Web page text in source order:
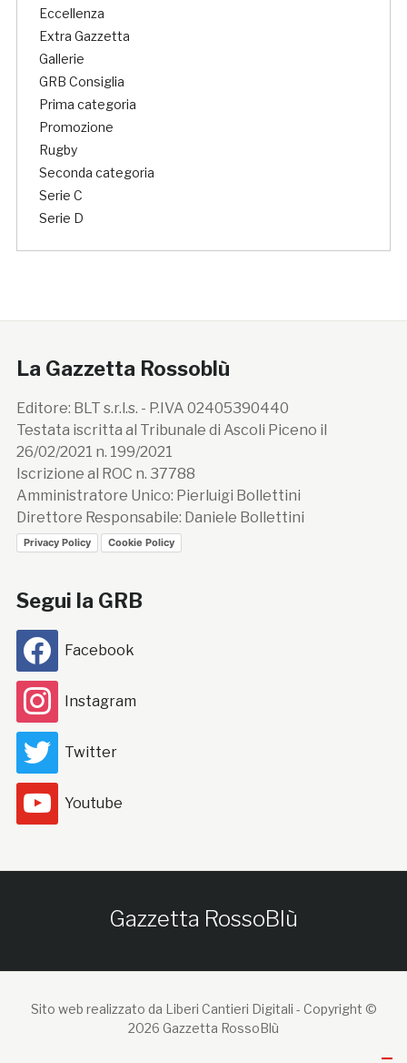
Eccellenza
Extra Gazzetta
Gallerie
GRB Consiglia
Prima categoria
Promozione
Rugby
Seconda categoria
Serie C
Serie D
La Gazzetta Rossoblù
Editore: BLT s.r.l.s. - P.IVA 02405390440
Testata iscritta al Tribunale di Ascoli Piceno il
26/02/2021 n. 199/2021
Iscrizione al ROC n. 37788
Amministratore Unico: Pierluigi Bollettini
Direttore Responsabile: Daniele Bollettini
Privacy Policy Cookie Policy
Segui la GRB
Facebook
Instagram
Twitter
Youtube
Gazzetta RossoBlù
Sito web realizzato da Liberi Cantieri Digitali - Copyright ©
2026 Gazzetta RossoBlù